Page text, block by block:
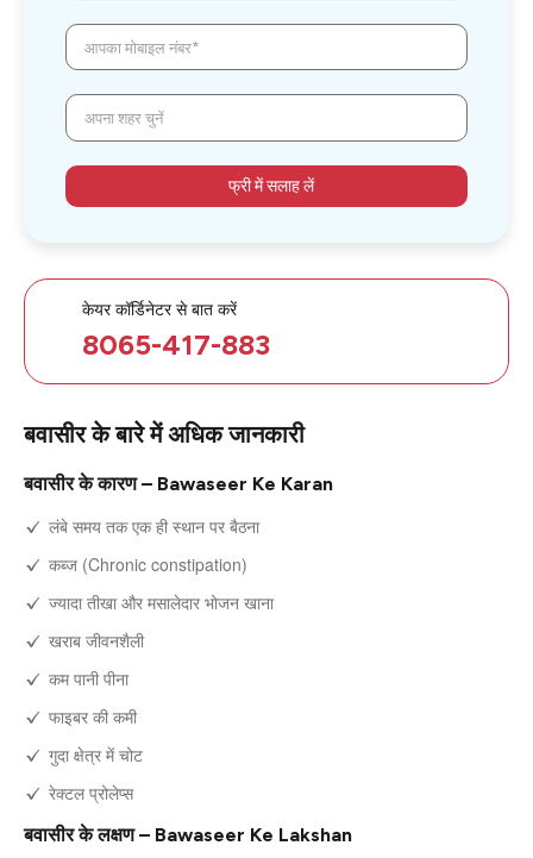
बवासीर के बारे में अधिक जानकारी
बवासीर के कारण – Bawaseer Ke Karan
लंबे समय तक एक ही स्थान पर बैठना
कब्ज (Chronic constipation)
ज्यादा तीखा और मसालेदार भोजन खाना
खराब जीवनशैली
कम पानी पीना
फाइबर की कमी
गुदा क्षेत्र में चोट
रेक्टल प्रोलेप्स
बवासीर के लक्षण – Bawaseer Ke Lakshan
आपका मोबाइल नंबर*
अपना शहर चुनें
फ्री में सलाह लें
केयर कॉर्डिनेटर से बात करें
8065-417-883